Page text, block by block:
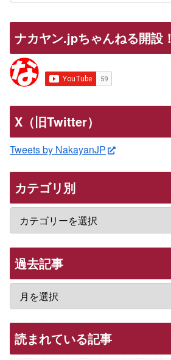
ナカヤン.jpちゃんねる開設！
X（旧Twitter）
Tweets by NakayanJP
カテゴリ別
過去記事
読まれている記事